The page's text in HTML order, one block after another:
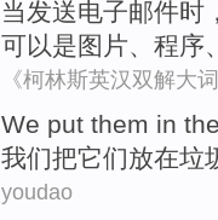
当 发送电子邮件时，
可以是图片 程序
《柯林斯英汉双解大词
We put them in the
我们把它们放在垃
youdao